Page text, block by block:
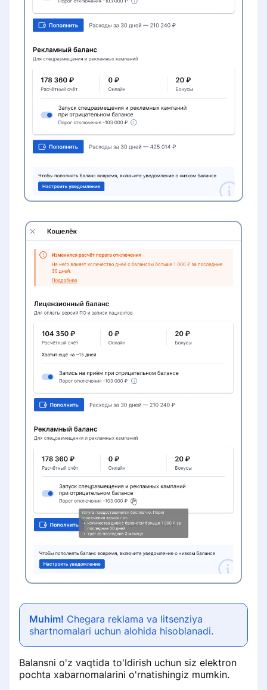
Бесплатный приём при условии
Работа с записями на услуги с
направлением
Muhim! Chegara reklama va litsenziya
shartnomalari uchun alohida hisoblanadi.
Balansni o'z vaqtida to'ldirish uchun siz elektron
pochta xabarnomalarini o'rnatishingiz mumkin.